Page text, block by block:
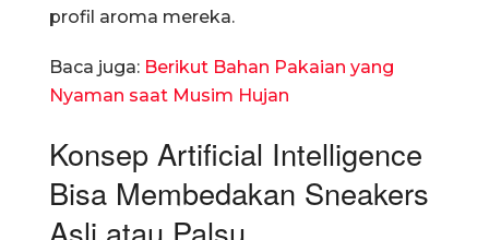
profil aroma mereka.
Baca juga: Berikut Bahan Pakaian yang
Nyaman saat Musim Hujan
Konsep Artificial Intelligence
Bisa Membedakan Sneakers